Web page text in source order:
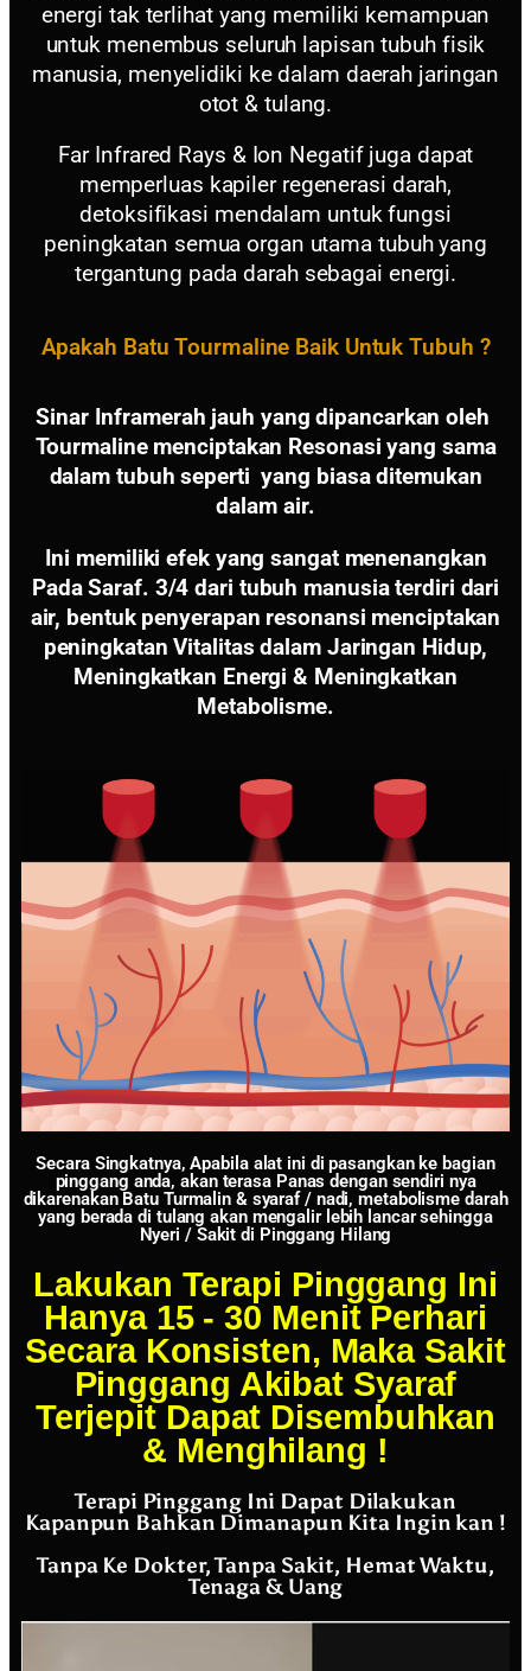
energi tak terlihat yang memiliki kemampuan
untuk menembus seluruh lapisan tubuh fisik
manusia, menyelidiki ke dalam daerah jaringan
otot & tulang.
Far Infrared Rays & Ion Negatif juga dapat
memperluas kapiler regenerasi darah,
detoksifikasi mendalam untuk fungsi
peningkatan semua organ utama tubuh yang
tergantung pada darah sebagai energi.
Apakah Batu Tourmaline Baik Untuk Tubuh ?
Sinar Inframerah jauh yang dipancarkan oleh
Tourmaline menciptakan Resonasi yang sama
dalam tubuh seperti yang biasa ditemukan
dalam air.
Ini memiliki efek yang sangat menenangkan
Pada Saraf. 3/4 dari tubuh manusia terdiri dari
air, bentuk penyerapan resonansi menciptakan
peningkatan Vitalitas dalam Jaringan Hidup,
Meningkatkan Energi & Meningkatkan
Metabolisme.
Secara Singkatnya, Apabila alat ini di pasangkan ke bagian
pinggang anda, akan terasa Panas dengan sendiri nya
dikarenakan Batu Turmalin & syaraf / nadi, metabolisme darah
yang berada di tulang akan mengalir lebih lancar sehingga
Nyeri / Sakit di Pinggang Hilang
Lakukan Terapi Pinggang Ini
Hanya 15 - 30 Menit Perhari
Secara Konsisten, Maka Sakit
Pinggang Akibat Syaraf
Terjepit Dapat Disembuhkan
& Menghilang !
Terapi Pinggang Ini Dapat Dilakukan
Kapanpun Bahkan Dimanapun Kita Ingin kan !
Tanpa Ke Dokter, Tanpa Sakit, Hemat Waktu,
Tenaga & Uang